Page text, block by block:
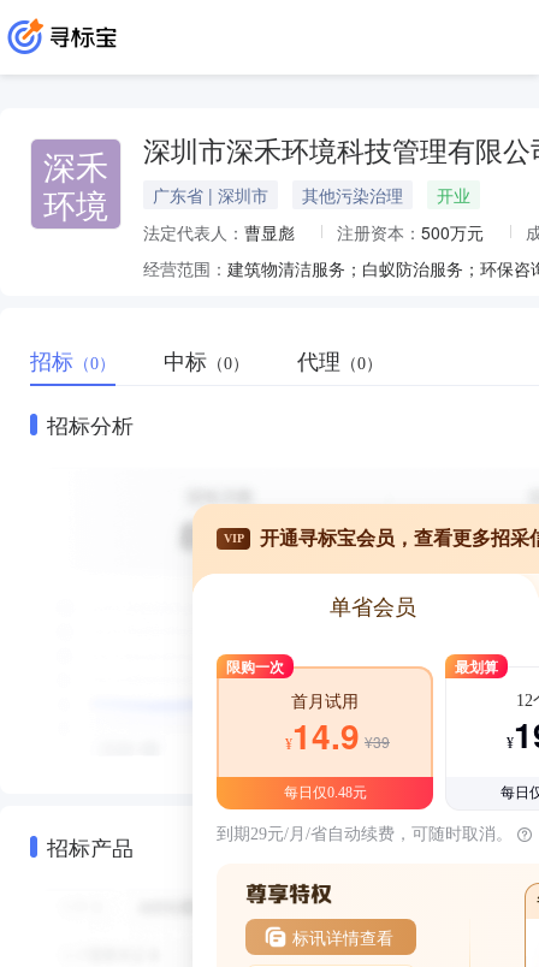
深禾
环境
深圳市深禾环境科技管理有限公
广东省 | 深圳市 其他污染治理
开业
法定代表人： 曹显彪 注册资本： 500万元
经营范围：
招标 （0） 中标 （0） 代理 （0）
招标分析
招标产品
VIP 开通寻标宝会员，查看更多招采
单省会员
限购一次
首月试用
¥14.9 ¥39
每日仅0.48元
最划算
12
¥
每日
到期29元/月/省自动续费，可随时取消。
标讯详情查看